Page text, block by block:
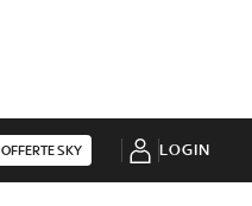
OFFERTE SKY LOGIN